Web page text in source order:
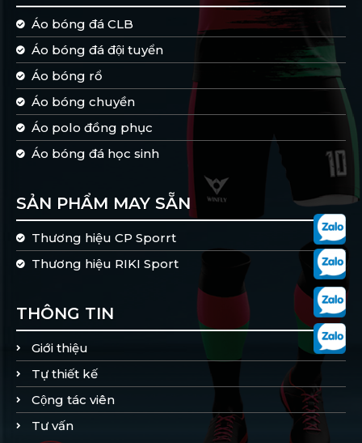
Áo bóng đá CLB
Áo bóng đá đội tuyển
Áo bóng rổ
Áo bóng chuyền
Áo polo đồng phục
Áo bóng đá học sinh
SẢN PHẨM MAY SẴN
Thương hiệu CP Sporrt
Thương hiệu RIKI Sport
THÔNG TIN
Giới thiệu
Tự thiết kế
Cộng tác viên
Tư vấn